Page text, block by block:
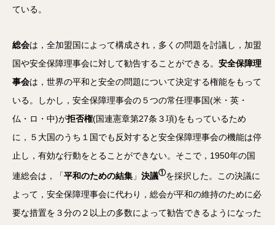
ている。
総会は，全加盟国によって構成され，多くの問題を討議し，加盟
国や安全保障理事会に対して勧告することができる。 安全保障理
事会は，世界の平和と安全の問題について決定する権能をもって
いる。しかし，安全保障理事会の５つの常任理事国(米・英・
仏・ロ・中)が拒否権(国連憲章第27条３項)をもっているため
に，５大国のうち１国でも反対すると安全保障理事会の機能は停
止し，有効な行動をとることができない。そこで，1950年の国
連総会は，「平和のための結集 」 決議①を採択した。この決議に
よって，安全保障理事会に代わり，総会が平和の維持のために必
要な措置を３分の２以上の多数によって勧告できるようになった